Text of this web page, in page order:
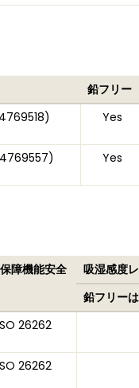
鉛フリー
) Yes
) Yes
障機能安全 吸湿感度
鉛フリー
26262
26262